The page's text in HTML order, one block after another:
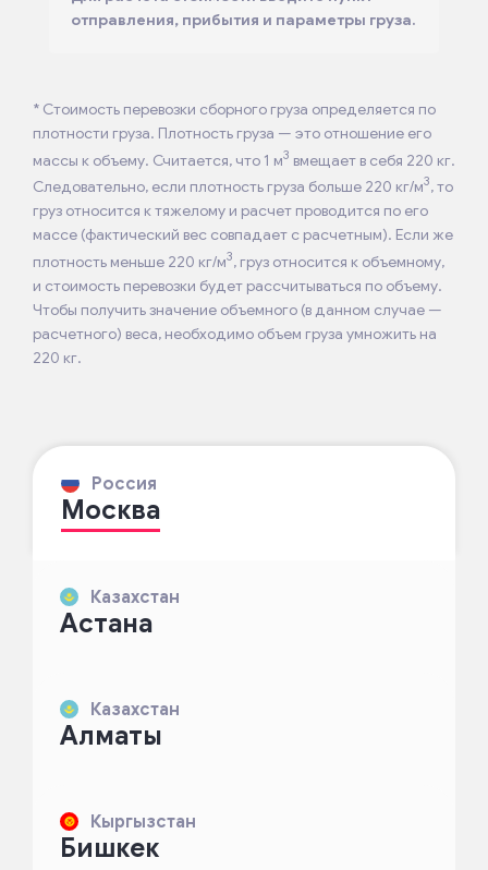
отправления, прибытия и параметры груза.
* Стоимость перевозки сборного груза определяется по
плотности груза. Плотность груза — это отношение его
массы к объему. Считается, что 1 м3 вмещает в себя 220 кг.
Следовательно, если плотность груза больше 220 кг/м3, то
груз относится к тяжелому и расчет проводится по его
массе (фактический вес совпадает с расчетным). Если же
плотность меньше 220 кг/м3, груз относится к объемному,
и стоимость перевозки будет рассчитываться по объему.
Чтобы получить значение объемного (в данном случае —
расчетного) веса, необходимо объем груза умножить на
220 кг.
Россия
Москва
Казахстан
Астана
Казахстан
Алматы
Кыргызстан
Бишкек